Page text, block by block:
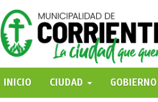
INICIO
CIUDAD GOBIERNO